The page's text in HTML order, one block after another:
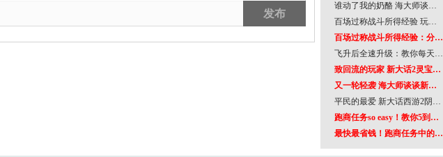
发布
谁动了我的奶酪 海大师谈…
百场过称战斗所得经验 玩…
百场过称战斗所得经验：分…
飞升后全速升级：教你每天…
致回流的玩家 新大话2灵宝…
又一轮轻袭 海大师谈谈新…
平民的最爱 新大话西游2阴…
跑商任务so easy！教你5到…
最快最省钱！跑商任务中的…